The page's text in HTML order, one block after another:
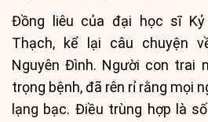
Đồng liêu của đại học sĩ Kỷ
Thạch, kể lại câu chuyện
Nguyên Đình. Người con trai
trọng bệnh, đã rên rỉ rằng mọi
lạng bạc. Điều trùng hợp là